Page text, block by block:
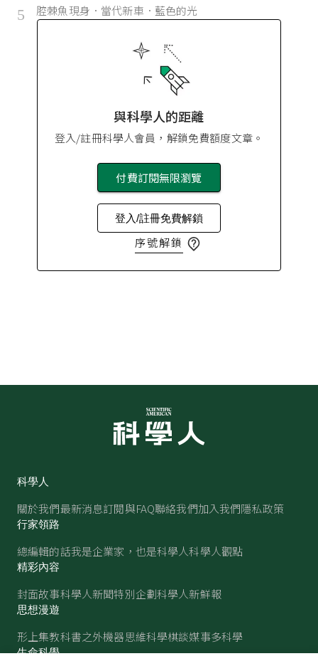
5 腔棘魚現身．當代新車．藍色的光
與科學人的距離
登入/註冊科學人會員，解鎖免費額度文章。
付費訂閱無限瀏覽
登入/註冊免費解鎖
序號解鎖
科學人
關於我們最新消息訂閱與FAQ聯絡我們加入我們隱私政策
行家領路
總編輯的話我是企業家，也是科學人科學人觀點
精彩內容
封面故事科學人新聞特別企劃科學人新鮮報
思想漫遊
形上集教科書之外機器思維科學棋談媒事多科學
生命科學